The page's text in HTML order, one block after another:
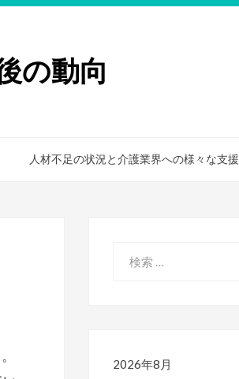
の動向
人材不足の状況と介護業界への様々な支援
2026年8月